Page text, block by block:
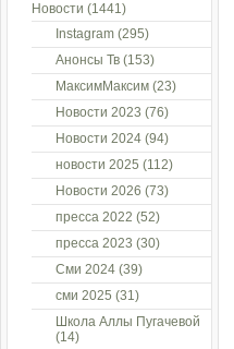
Новости (1441)
Instagram (295)
Анонсы Тв (153)
МаксимМаксим (23)
Новости 2023 (76)
Новости 2024 (94)
новости 2025 (112)
Новости 2026 (73)
пресса 2022 (52)
пресса 2023 (30)
Сми 2024 (39)
сми 2025 (31)
Школа Аллы Пугачевой
(14)